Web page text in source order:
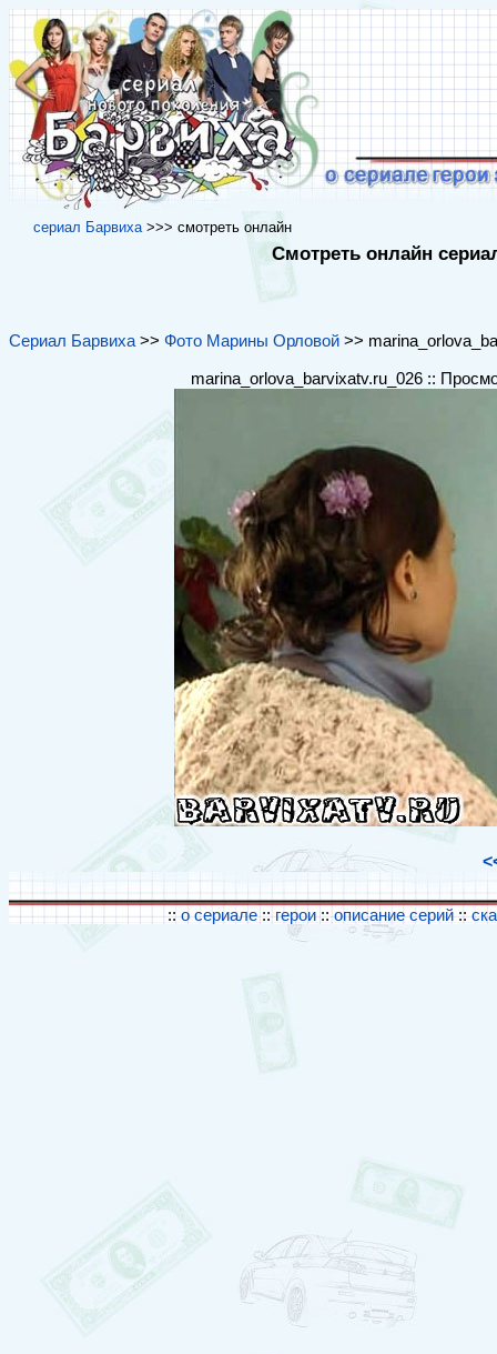
cериал Барвиха>>> cмотреть онлайн
Смотреть онлайн
Сериал Барвиха >> Фото Марины Орловой >>
marina_orlova_barvixatv.ru_026 ::
:: о сериале:: герои::описание серий::